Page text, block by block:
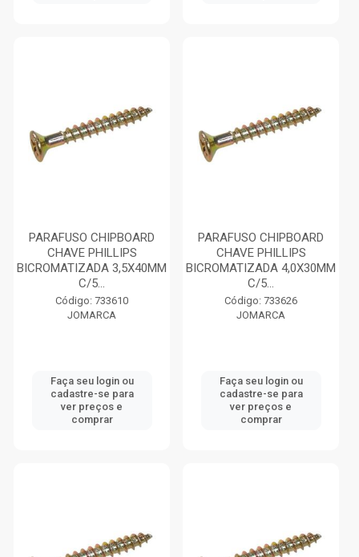
PARAFUSO CHIPBOARD
CHAVE PHILLIPS
BICROMATIZADA 3,5X40MM
C/5...
Código: 733610
JOMARCA
Faça seu login ou
cadastre-se para
ver preços e
comprar
PARAFUSO CHIPBOARD
CHAVE PHILLIPS
BICROMATIZADA 4,0X30MM
C/5...
Código: 733626
JOMARCA
Faça seu login ou
cadastre-se para
ver preços e
comprar